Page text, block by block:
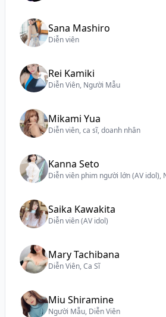
Sana Mashiro
Diễn viên
Rei Kamiki
Diễn Viên, Người Mẫu
Mikami Yua
Diễn viên, ca sĩ, doanh nhân
Kanna Seto
Diễn viên phim người lớn (AV idol),
Saika Kawakita
Diễn viên (AV idol)
Mary Tachibana
Diễn Viên, Ca Sĩ
Miu Shiramine
Người Mẫu, Diễn Viên